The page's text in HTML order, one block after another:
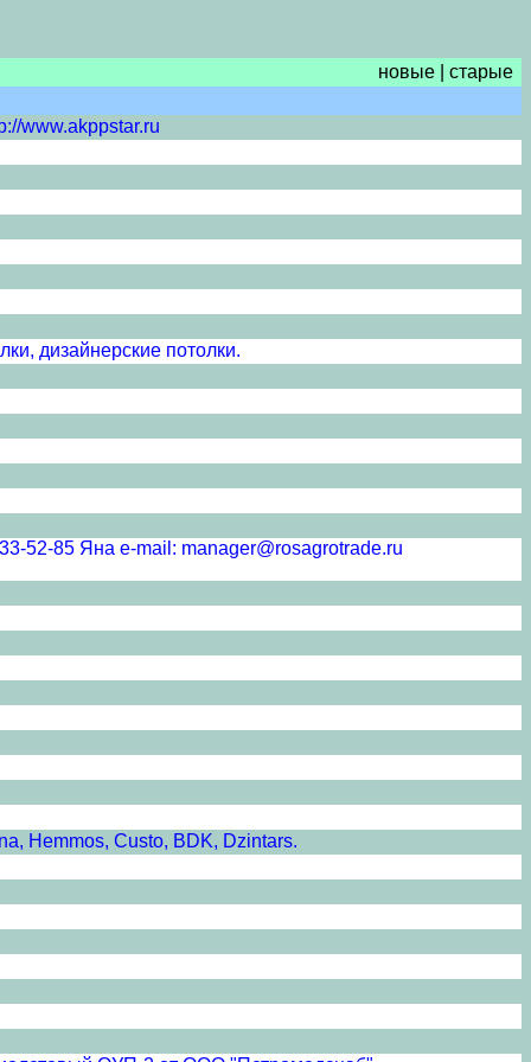
новые
старые
www.akppstar.ru
дизайнерские потолки.
Яна e-mail: manager@rosagrotrade.ru
Hemmos, Custo, BDK, Dzintars.